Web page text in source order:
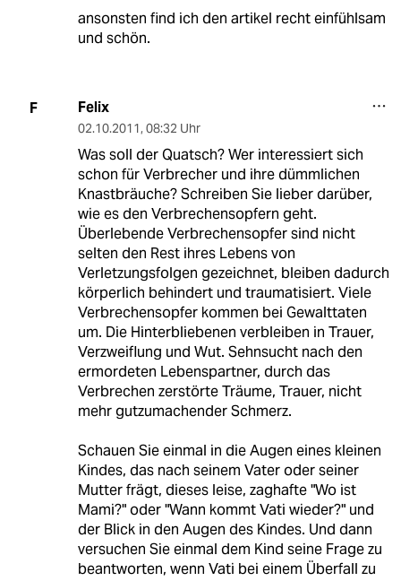
ansonsten find ich den artikel recht einfühlsam
und schön.
F Felix
02.10.2011, 08:32 Uhr
Was soll der Quatsch? Wer interessiert sich
schon für Verbrecher und ihre dümmlichen
Knastbräuche? Schreiben Sie lieber darüber,
wie es den Verbrechensopfern geht.
Überlebende Verbrechensopfer sind nicht
selten den Rest ihres Lebens von
Verletzungsfolgen gezeichnet, bleiben dadurch
körperlich behindert und traumatisiert. Viele
Verbrechensopfer kommen bei Gewalttaten
um. Die Hinterbliebenen verbleiben in Trauer,
Verzweiflung und Wut. Sehnsucht nach den
ermordeten Lebenspartner, durch das
Verbrechen zerstörte Träume, Trauer, nicht
mehr gutzumachender Schmerz.
Schauen Sie einmal in die Augen eines kleinen
Kindes, das nach seinem Vater oder seiner
Mutter frägt, dieses leise, zaghafte "Wo ist
Mami?" oder "Wann kommt Vati wieder?" und
der Blick in den Augen des Kindes. Und dann
versuchen Sie einmal dem Kind seine Frage zu
beantworten, wenn Vati bei einem Überfall zu